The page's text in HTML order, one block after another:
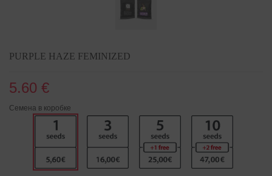
PURPLE HAZE FEMINIZED
5.60 €
Семена в коробке